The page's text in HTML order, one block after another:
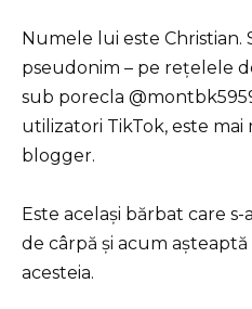
Numele lui este Christian.
pseudonim – pe rețelele
sub porecla
utilizatori TikTok, este
blogger.
Este același bărbat care
de cârpă și acum așteaptă
acesteia.